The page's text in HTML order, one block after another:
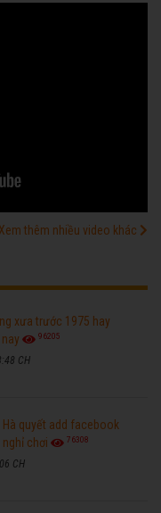
Xem thêm nhiều video khác
xưa trước 1975 hay
96205
CH
Hà quyết add facebook
nghỉ chơi
76308
CH